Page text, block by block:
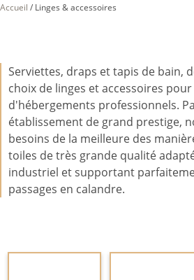
Accueil / Linges & accessoires
Serviettes, draps et tapis de bain,
choix de linges et accessoires
d'hébergements professionnels.
établissement de grand prestige,
besoins de la meilleure des
toiles de très grande qualité
industriel et supportant
passages en calandre.